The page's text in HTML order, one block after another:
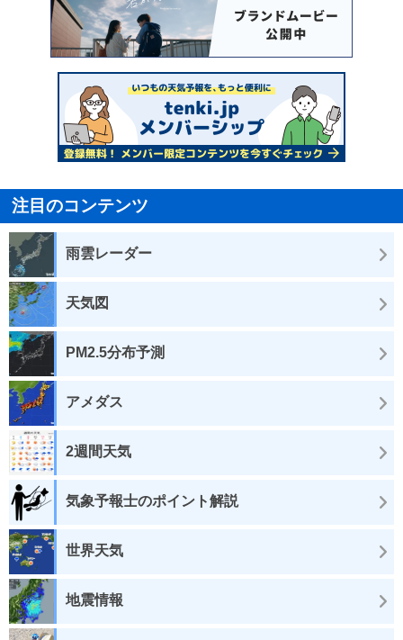
注目のコンテンツ
雨雲レーダー
天気図
PM2.5分布予測
アメダス
2週間天気
気象予報士のポイント解説
世界天気
地震情報